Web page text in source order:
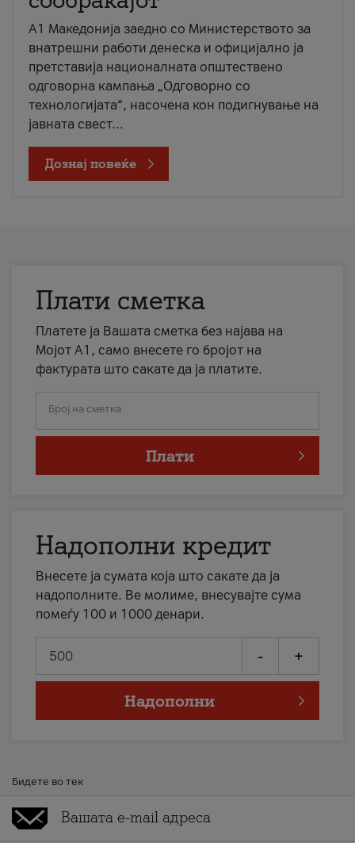
A1 Македонија заедно со Министерството за
внатрешни работи денеска и официјално ја
претставија националната општествено
одговорна кампања „Одговорно со
технологијата“, насочена кон подигнување на
јавната свест...
Дознај повеќе
Плати сметка
Платете ја Вашата сметка без најава на
Мојот А1, само внесете го бројот на
фактурата што сакате да ја платите.
Број на сметка
Плати
Надополни кредит
Внесете ја сумата која што сакате да ја
надополните. Ве молиме, внесувајте сума
помеѓу 100 и 1000 денари.
- +
Надополни
Бидете во тек